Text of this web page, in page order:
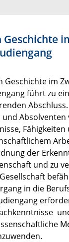
Geschichte im
führt zu
der
und zu
in die